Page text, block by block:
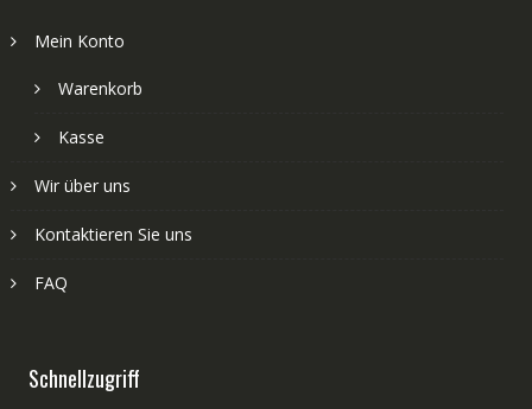
Mein Konto
Warenkorb
Kasse
Wir über uns
Kontaktieren Sie uns
FAQ
Schnellzugriff